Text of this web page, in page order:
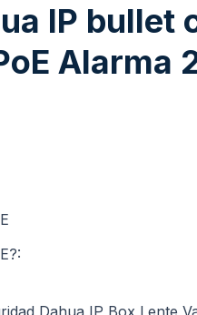
IP
Alarma
Dahua IP Box Lente